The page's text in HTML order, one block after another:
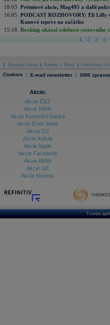
18:03 Prémiové akcie, Mag495 a další
16:05 PODCAST ROZHOVORY: Eli Lilly
Kunové teprve na začátku
15:18 Booking ukázal odolnost cestovního
1 2 3 4
Skupina Patria Kariéra v Patrii Podmínky
Cookies | E-mail newsletter | SMS
Akcie:
Akcie ČEZ
Akcie NWR
Akcie Komerční banka
Akcie Erste Bank
Akcie O2
Akcie Kofola
Akcie Apple
Akcie Facebook
Akcie BMW
Akcie GE
Akcie Moneta
Tvorba